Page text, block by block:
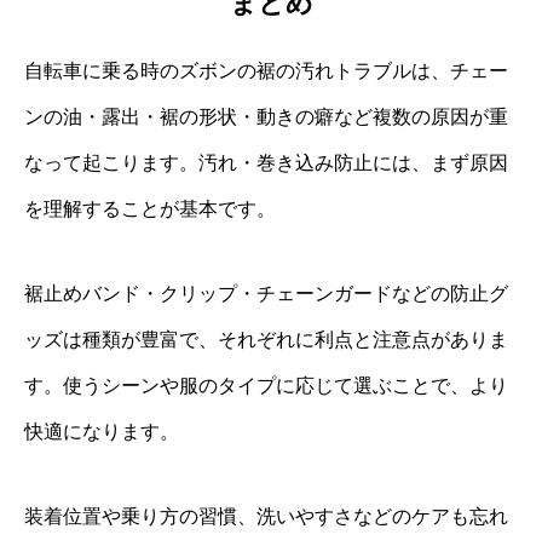
自転車に乗る時のズボンの裾の汚れトラブルは、チェー
ンの油・露出・裾の形状・動きの癖など複数の原因が重
なって起こります。汚れ・巻き込み防止には、まず原因
を理解することが基本です。
裾止めバンド・クリップ・チェーンガードなどの防止グ
ッズは種類が豊富で、それぞれに利点と注意点がありま
す。使うシーンや服のタイプに応じて選ぶことで、より
快適になります。
装着位置や乗り方の習慣、洗いやすさなどのケアも忘れ